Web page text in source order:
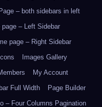
– both sidebars in left
page – Left Sidebar
page – Right Sidebar
Icons
Images Gallery
My Account
Full Width
Page Builder
– Four Columns Pagination